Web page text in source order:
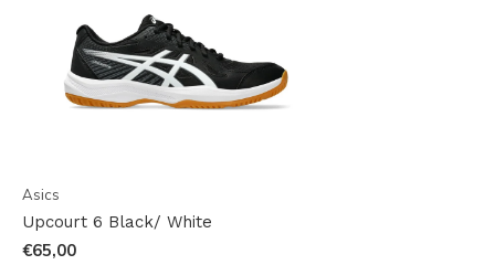
Asics
Upcourt 6 Black/ White
€65,00